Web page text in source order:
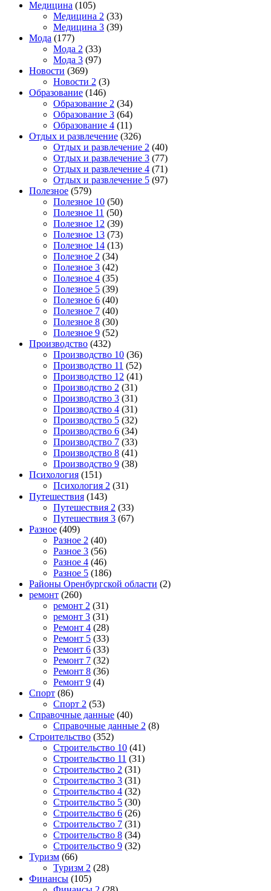
Медицина (105)
Медицина 2 (33)
Медицина 3 (39)
Мода (177)
Мода 2 (33)
Мода 3 (97)
Новости (369)
Новости 2 (3)
Образование (146)
Образование 2 (34)
Образование 3 (64)
Образование 4 (11)
Отдых и развлечение (326)
Отдых и развлечение 2 (40)
Отдых и развлечение 3 (77)
Отдых и развлечение 4 (71)
Отдых и развлечение 5 (97)
Полезное (579)
Полезное 10 (50)
Полезное 11 (50)
Полезное 12 (39)
Полезное 13 (73)
Полезное 14 (13)
Полезное 2 (34)
Полезное 3 (42)
Полезное 4 (35)
Полезное 5 (39)
Полезное 6 (40)
Полезное 7 (40)
Полезное 8 (30)
Полезное 9 (52)
Производство (432)
Производство 10 (36)
Производство 11 (52)
Производство 12 (41)
Производство 2 (31)
Производство 3 (31)
Производство 4 (31)
Производство 5 (32)
Производство 6 (34)
Производство 7 (33)
Производство 8 (41)
Производство 9 (38)
Психология (151)
Психология 2 (31)
Путешествия (143)
Путешествия 2 (33)
Путешествия 3 (67)
Разное (409)
Разное 2 (40)
Разное 3 (56)
Разное 4 (46)
Разное 5 (186)
Районы Оренбургской области (2)
ремонт (260)
ремонт 2 (31)
ремонт 3 (31)
Ремонт 4 (28)
Ремонт 5 (33)
Ремонт 6 (33)
Ремонт 7 (32)
Ремонт 8 (36)
Ремонт 9 (4)
Спорт (86)
Спорт 2 (53)
Справочные данные (40)
Справочные данные 2 (8)
Строительство (352)
Строительство 10 (41)
Строительство 11 (31)
Строительство 2 (31)
Строительство 3 (31)
Строительство 4 (32)
Строительство 5 (30)
Строительство 6 (26)
Строительство 7 (31)
Строительство 8 (34)
Строительство 9 (32)
Туризм (66)
Туризм 2 (28)
Финансы (105)